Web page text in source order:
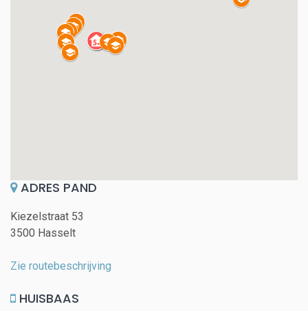
ADRES PAND
Kiezelstraat 53
3500 Hasselt
Zie routebeschrijving
HUISBAAS